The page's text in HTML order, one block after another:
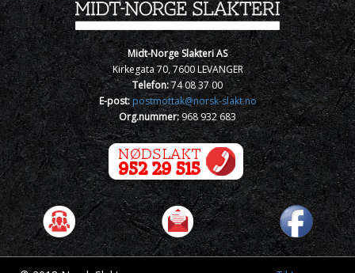
Midt-Norge Slakteri AS
Kirkegata 70, 7600 LEVANGER
Telefon:74 08 37 00
E-post:postmottak@norsk-slakt.no
Org.nummer:968 932 683